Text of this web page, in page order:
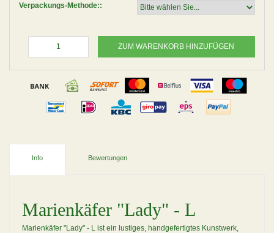
Verpackungs-Methode::
ZUM WARENKORB HINZUFÜGEN
Info Bewertungen
Marienkäfer "Lady" - L
Marienkäfer "Lady" - L ist ein lustiges, handgefertigtes Kunstwerk,